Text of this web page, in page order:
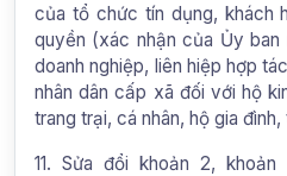
của tổ chức tín dụng, khách
quyền (xác nhận của Ủy
doanh nghiệp, liên hiệp hợp
nhân dân cấp xã đối với hộ
trang trại, cá nhân, hộ gia
11. Sửa đổi khoản 2,